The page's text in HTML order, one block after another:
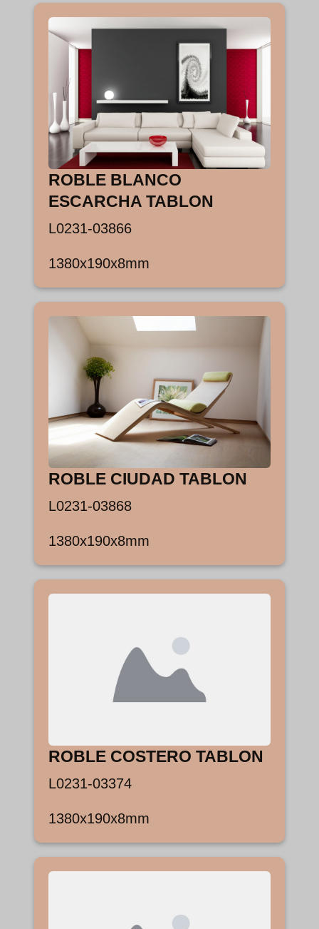
ROBLE BLANCO
ESCARCHA TABLON
L0231-03866
1380x190x8mm
ROBLE CIUDAD TABLON
L0231-03868
1380x190x8mm
ROBLE COSTERO TABLON
L0231-03374
1380x190x8mm